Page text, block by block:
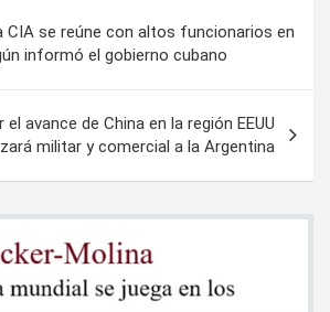
CIA se reúne con altos funcionarios en
informó el gobierno cubano
el avance de China en la región EEUU
militar y comercial a la Argentina